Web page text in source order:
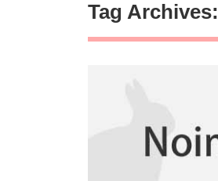
Tag Archives: